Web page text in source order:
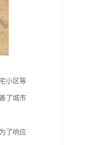
小区等
了城市
了响应